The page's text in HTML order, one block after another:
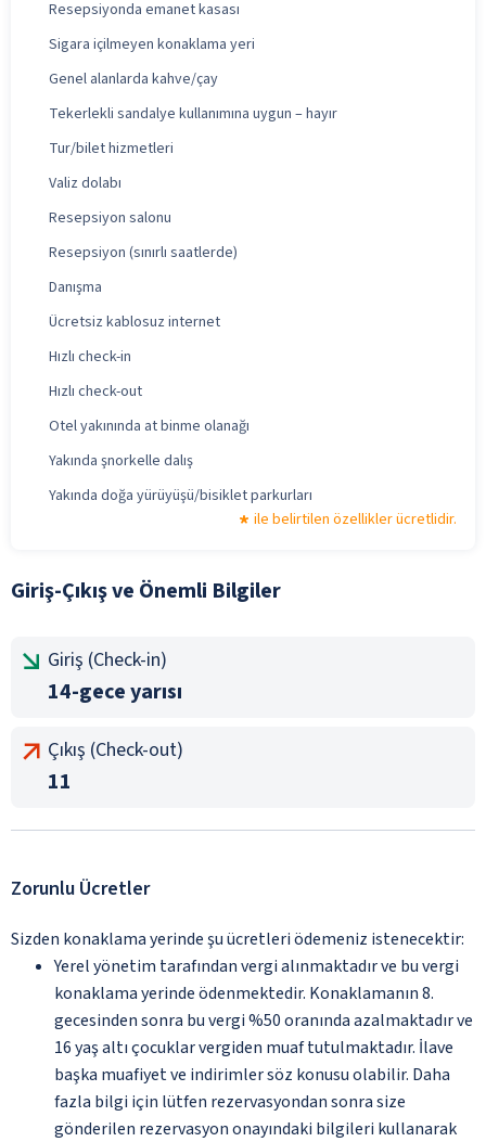
Resepsiyonda emanet kasası
Sigara içilmeyen konaklama yeri
Genel alanlarda kahve/çay
Tekerlekli sandalye kullanımına uygun – hayır
Tur/bilet hizmetleri
Valiz dolabı
Resepsiyon salonu
Resepsiyon (sınırlı saatlerde)
Danışma
Ücretsiz kablosuz internet
Hızlı check-in
Hızlı check-out
Otel yakınında at binme olanağı
Yakında şnorkelle dalış
Yakında doğa yürüyüşü/bisiklet parkurları
ile belirtilen özellikler ücretlidir.
Giriş-Çıkış ve Önemli Bilgiler
Giriş (Check-in)
14-gece yarısı
Çıkış (Check-out)
11
Zorunlu Ücretler
Sizden konaklama yerinde şu ücretleri ödemeniz istenecektir:
Yerel yönetim tarafından vergi alınmaktadır ve bu vergi
konaklama yerinde ödenmektedir. Konaklamanın 8.
gecesinden sonra bu vergi %50 oranında azalmaktadır ve
16 yaş altı çocuklar vergiden muaf tutulmaktadır. İlave
başka muafiyet ve indirimler söz konusu olabilir. Daha
fazla bilgi için lütfen rezervasyondan sonra size
gönderilen rezervasyon onayındaki bilgileri kullanarak